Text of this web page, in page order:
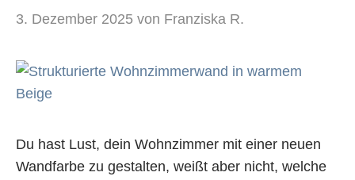
3. Dezember 2025 von Franziska R.
Du hast Lust, dein Wohnzimmer mit einer neuen
Wandfarbe zu gestalten, weißt aber nicht, welche